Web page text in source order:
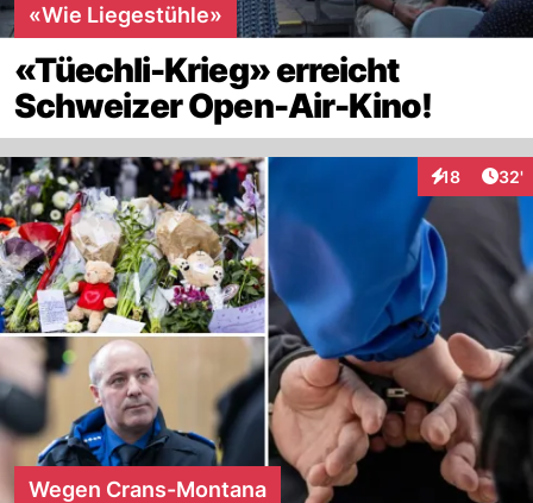
«Wie Liegestühle»
«Tüechli-Krieg» erreicht
Schweizer Open-Air-Kino!
18
Interaktionen
32'
Wegen Crans-Montana